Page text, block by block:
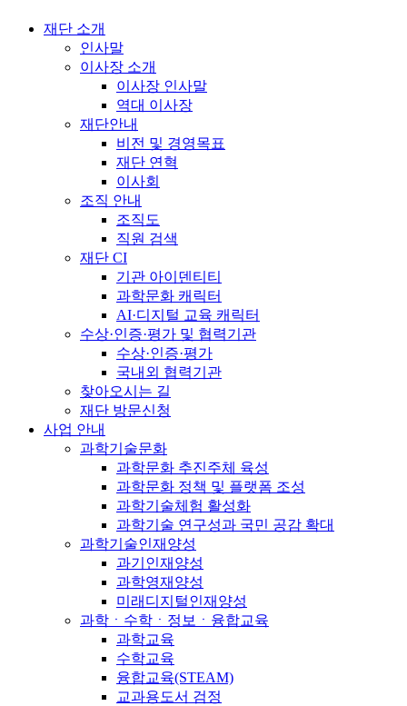
재단 소개
인사말
이사장 소개
이사장 인사말
역대 이사장
재단안내
비전 및 경영목표
재단 연혁
이사회
조직 안내
조직도
직원 검색
재단 CI
기관 아이덴티티
과학문화 캐릭터
AI·디지털 교육 캐릭터
수상·인증·평가 및 협력기관
수상·인증·평가
국내외 협력기관
찾아오시는 길
재단 방문신청
사업 안내
과학기술문화
과학문화 추진주체 육성
과학문화 정책 및 플랫폼 조성
과학기술체험 활성화
과학기술 연구성과 국민 공감 확대
과학기술인재양성
과기인재양성
과학영재양성
미래디지털인재양성
과학ㆍ수학ㆍ정보ㆍ융합교육
과학교육
수학교육
융합교육(STEAM)
교과용도서 검정